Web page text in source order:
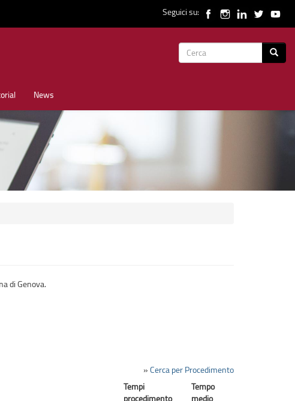
Seguici su:
Form
News
di Genova.
» Cerca per Procedimento
Tempi
procedimento
Tempo
medio